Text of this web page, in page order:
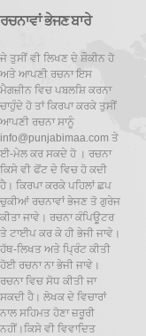
ਰਚਨਾਵਾਂ ਭੇਜਣ ਬਾਰੇ
ਜੇ ਤੁਸੀਂ ਵੀ ਲਿਖਣ ਦੇ ਸ਼ੌਕੀਨ ਹੋ
ਅਤੇ ਆਪਣੀ ਰਚਨਾ ਇਸ
ਮੈਗਜ਼ੀਨ ਵਿਚ ਪਬਲਸ਼ਿ ਕਰਨਾ
ਚਾਹੁੰਦੇ ਹੋ ਤਾਂ ਕਿਰਪਾ ਕਰਕੇ ਤੁਸੀਂ
ਆਪਣੀ ਰਚਨਾ ਸਾਨੂੰ
info@punjabimaa.com ਤੇ
ਈ-ਮੇਲ ਕਰ ਸਕਦੇ ਹੋ । ਰਚਨਾ
ਕਿਸੇ ਵੀ ਫੋਂਟ ਦੇ ਵਿਚ ਹੋ ਕਦੀ
ਹੈ। ਕਿਰਪਾ ਕਰਕੇ ਪਹਿਲਾਂ ਛਪ
ਚੁਕੀਆਂ ਰਚਨਾਵਾਂ ਭੇਜਣ ਤੋ ਗੁਰੇਜ
ਕੀਤਾ ਜਾਵੇ। ਰਚਨਾ ਕੰਪਿਊਟਰ
ਤੇ ਟਾਈਪ ਕਰ ਕੇ ਹੀ ਭੇਜੀ ਜਾਵੇ।
ਹੱਥ-ਲਿਖਤ ਅਤੇ ਪ੍ਰਿੰਟ ਕੀਤੀ
ਹੋਈ ਰਚਨਾ ਨਾ ਭੇਜੀ ਜਾਵੇ।
ਰਚਨਾ ਵਿਚ ਸੋਧ ਕੀਤੀ ਜਾ
ਸਕਦੀ ਹੈ। ਲੇਖਕ ਦੇ ਵਿਚਾਰਾਂ
ਨਾਲ ਸਹਿਮਤ ਹੋਣਾ ਜ਼ਰੂਰੀ
ਨਹੀਂ।ਕਿਸੇ ਵੀ ਵਿਵਾਦਿਤ